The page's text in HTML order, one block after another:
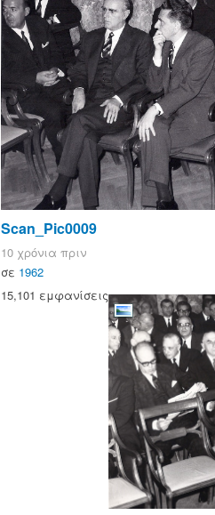
Scan_Pic0009
10 χρόνια πριν
σε 1962
15,101 εμφανίσεις